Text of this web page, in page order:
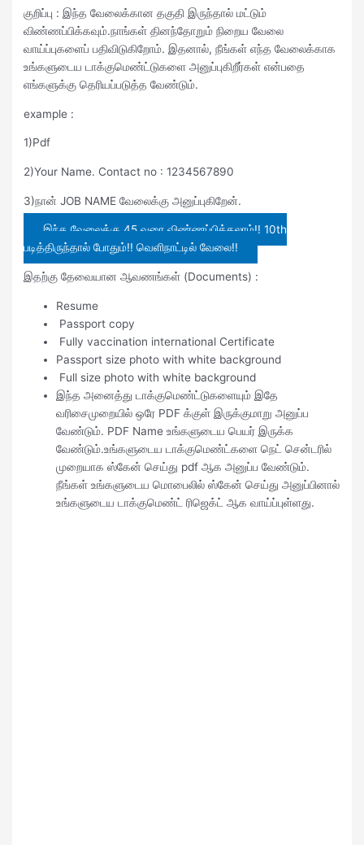
குறிப்பு : இந்த வேலைக்கான தகுதி இருந்தால் மட்டும்
விண்ணப்பிக்கவும்.நாங்கள் தினந்தோறும் நிறைய வேலை
வாய்ப்புகளைப் பதிவிடுகிறோம். இதனால், நீங்கள் எந்த வேலைக்காக
உங்களுடைய டாக்குமெண்ட்டுகளை அனுப்புகிறீர்கள் என்பதை
எங்களுக்கு தெரியப்படுத்த வேண்டும்.
example :
1)Pdf
2)Your Name. Contact no : 1234567890
3)நான் JOB NAME வேலைக்கு அனுப்புகிறேன்.
இந்த வேலைக்கு 45 வரை விண்ணப்பிக்கலாம்!! 10th
படித்திருந்தால் போதும்!! வெளிநாட்டில் வேலை!!
இதற்கு தேவையான ஆவணங்கள் (Documents) :
Resume
Passport copy
Fully vaccination international Certificate
Passport size photo with white background
Full size photo with white background
இந்த அனைத்து டாக்குமெண்ட்டுகளையும் இதே
வரிசைமுறையில் ஒரே PDF க்குள் இருக்குமாறு அனுப்ப
வேண்டும். PDF Name உங்களுடைய பெயர் இருக்க
வேண்டும்.உங்களுடைய டாக்குமெண்ட்களை நெட் சென்டரில்
முறையாக ஸ்கேன் செய்து pdf ஆக அனுப்ப வேண்டும்.
நீங்கள் உங்களுடைய மொபைலில் ஸ்கேன் செய்து அனுப்பினால்
உங்களுடைய டாக்குமெண்ட் ரிஜெக்ட் ஆக வாய்ப்புள்ளது.